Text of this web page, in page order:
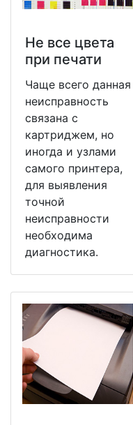
Не все цвета
при печати
Чаще всего данная
неисправность
связана с
картриджем, но
иногда и узлами
самого принтера,
для выявления
точной
неисправности
необходима
диагностика.